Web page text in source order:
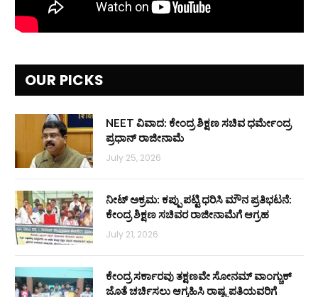
OUR PICKS
NEET ವಿವಾದ: ಕೇಂದ್ರ ಶಿಕ್ಷಣ ಸಚಿವ ಧರ್ಮೇಂದ್ರ
ಪ್ರಧಾನ್ ರಾಜೀನಾಮೆ
July 25, 2026
ನೀಟ್ ಅಕ್ರಮ: ಕಪ್ಪು ಪಟ್ಟಿ ಧರಿಸಿ ಮೌನ ಪ್ರತಿಭಟನೆ:
ಕೇಂದ್ರ ಶಿಕ್ಷಣ ಸಚಿವರ ರಾಜೀನಾಮೆಗೆ ಆಗ್ರಹ
July 21, 2026
ಕೇಂದ್ರ ಸರ್ಕಾರವು ತಕ್ಷಣವೇ ಸೋನಮ್ ವಾಂಗ್ಚುಕ್
ಜೊತೆ ಚರ್ಚಿಸಲು ಆಗ್ರಹಿಸಿ ರಾಷ್ಟ್ರಪತಿಯವರಿಗೆ